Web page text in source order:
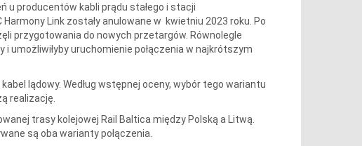
u producentów kabli prądu stałego i stacji
Link zostały anulowane w kwietniu 2023 roku. Po
przygotowania do nowych przetargów. Równolegle
umożliwiłyby uruchomienie połączenia w najkrótszym
lądowy. Według wstępnej oceny, wybór tego wariantu
realizację.
trasy kolejowej Rail Baltica między Polską a Litwą.
są oba warianty połączenia.